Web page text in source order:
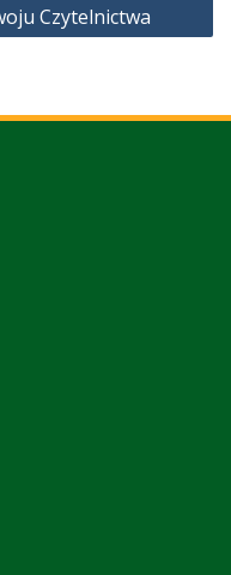
Czytelnictwa